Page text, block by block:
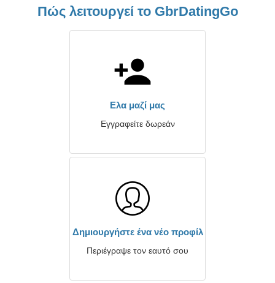
Πώς λειτουργεί το GbrDatingGo
Ελα μαζί μας
Εγγραφείτε δωρεάν
Δημιουργήστε ένα νέο προφίλ
Περιέγραψε τον εαυτό σου